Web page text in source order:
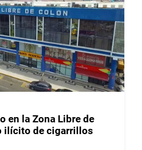
en la Zona Libre de
ilícito de cigarrillos